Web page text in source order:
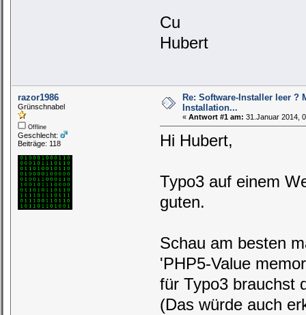
Cu
Hubert
razor1986
Grünschnabel
Offline
Geschlecht:
Beiträge: 118
Re: Software-Installer leer ?
Installation...
« Antwort #1 am: 31.Januar 2014,
Hi Hubert,
Typo3 auf einem
guten.
Schau am besten
'PHP5-Value
für Typo3 brauchst
(Das würde auch